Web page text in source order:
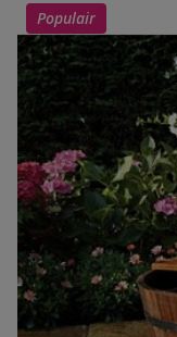
Populair